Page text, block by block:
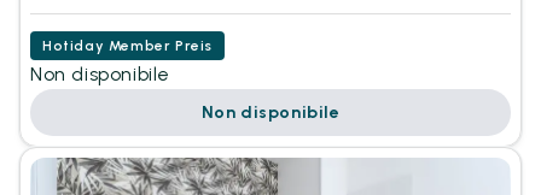
Hotiday Member Preis
Non disponibile
Non disponibile